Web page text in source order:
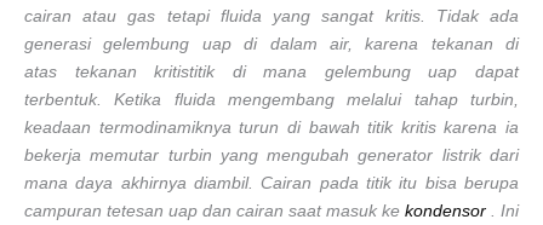
cairan atau gas tetapi fluida yang sangat kritis. Tidak ada
generasi gelembung uap di dalam air, karena tekanan di
atas tekanan kritistitik di mana gelembung uap dapat
terbentuk. Ketika fluida mengembang melalui tahap turbin,
keadaan termodinamiknya turun di bawah titik kritis karena ia
bekerja memutar turbin yang mengubah generator listrik dari
mana daya akhirnya diambil. Cairan pada titik itu bisa berupa
campuran tetesan uap dan cairan saat masuk ke kondensor . Ini